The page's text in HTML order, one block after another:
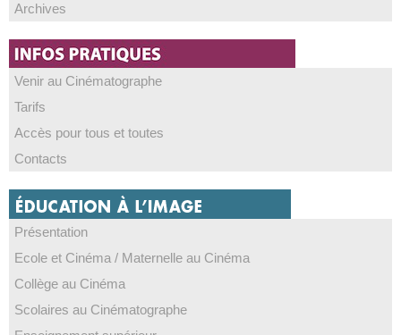
Archives
Venir au Cinématographe
Tarifs
Accès pour tous et toutes
Contacts
Présentation
Ecole et Cinéma / Maternelle au Cinéma
Collège au Cinéma
Scolaires au Cinématographe